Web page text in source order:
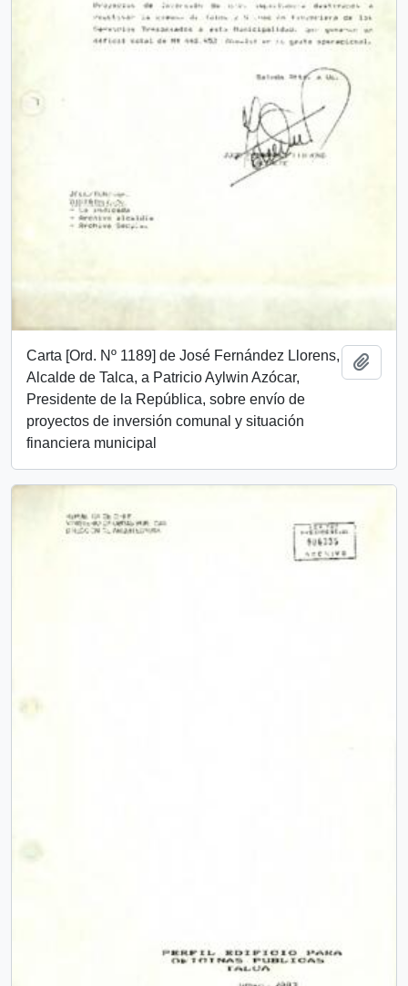
Carta [Ord. Nº 1189] de José Fernández Llorens,
Alcalde de Talca, a Patricio Aylwin Azócar,
Presidente de la República, sobre envío de
proyectos de inversión comunal y situación
financiera municipal